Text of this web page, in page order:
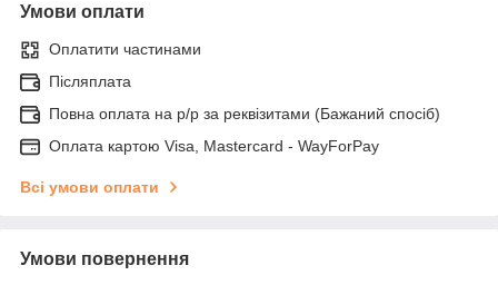
Умови оплати
Оплатити частинами
Післяплата
Повна оплата на р/р за реквізитами (Бажаний спосіб)
Оплата картою Visa, Mastercard - WayForPay
Всі умови оплати
Умови повернення